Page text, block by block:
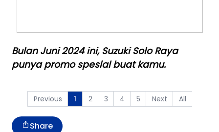
Bulan Juni 2024 ini, Suzuki Solo Raya
punya promo spesial buat kamu.
Previous 1 2 3 4 5 Next All
Share